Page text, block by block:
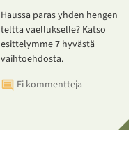
Haussa paras yhden hengen
teltta vaellukselle? Katso
esittelymme 7 hyvästä
vaihtoehdosta.
Ei kommentteja